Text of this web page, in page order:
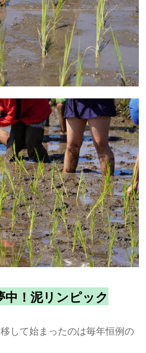
！泥リンピック
して始まったのは毎年恒例の